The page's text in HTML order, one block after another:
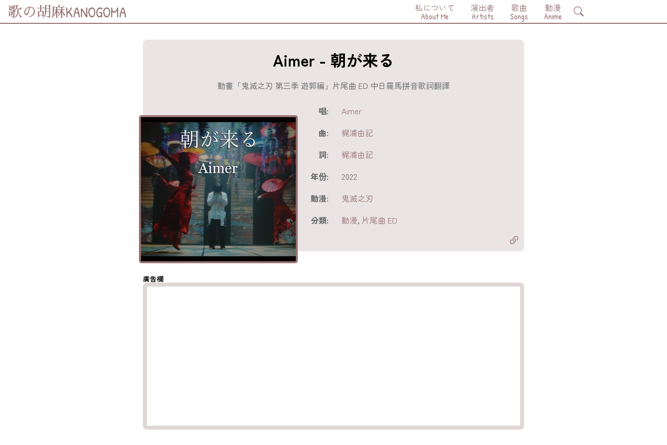
歌の胡麻KANOGOMA 私について
About Me
演出者
Artists
歌曲
Songs
動漫
Anime
Search
Aimer - 朝が来る
動畫「鬼滅之刃 第三季 遊郭編」片尾曲 ED 中日羅馬拼音歌詞翻譯
唱:
Aimer
曲:
梶浦由記
詞:
梶浦由記
年份:
2022
動漫:
鬼滅之刃
分類:
動漫, 片尾曲 ED
分享至
Facebook
分享至 X
(Twitter)
分享至
Whatsapp
複製鏈結
廣告欄